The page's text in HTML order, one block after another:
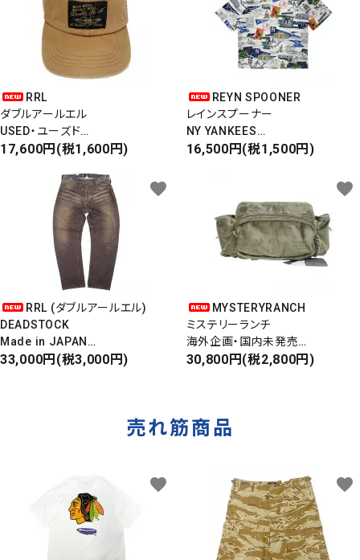
RRL
ダブルアールエル
USED・ユーズド
6PANEL CAP
17,600円(税1,600円)
REYN SPOONER
レインスプーナー
NY YANKEES
ニューヨークヤンキース
16,500円(税1,500円)
RRL (ダブルアールエル)
DEADSTOCK
Made in JAPAN
DAMAGE DENIM PANTS
33,000円(税3,000円)
favorite
MYSTERYRANCH
ミステリーランチ
海外企画・国内未発売
WAIST BAG
30,800円(税2,800円)
favorite
売れ筋商品
favorite favorite